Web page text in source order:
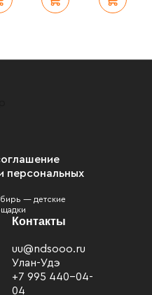
персональных
— детские
Контакты
uu@ndsooo.ru
Улан-Удэ
+7 995 440-04-
04